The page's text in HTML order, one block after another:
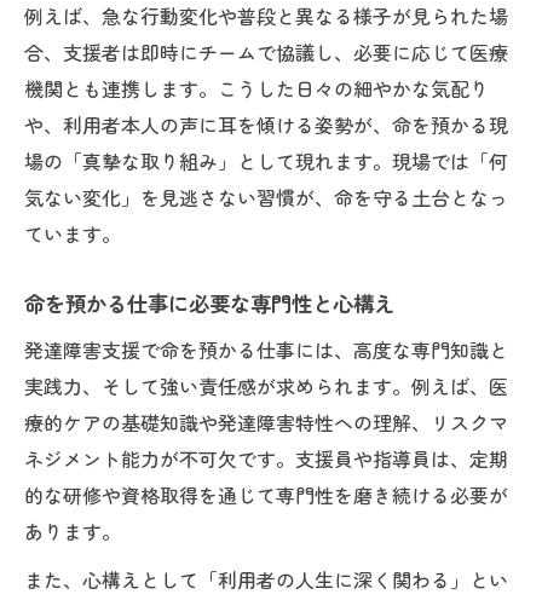
命と向き合う仕事が支援者にもたらす成長
発達障害支援で命を預かる誇りとやりがい
命を守る仕事を選んだ支援者の本音と魅力
例えば、急な行動変化や普段と異なる様子が見られた場
合、支援者は即時にチームで協議し、必要に応じて医療
機関とも連携します。こうした日々の細やかな気配り
や、利用者本人の声に耳を傾ける姿勢が、命を預かる現
場の「真摯な取り組み」として現れます。現場では「何
気ない変化」を見逃さない習慣が、命を守る土台となっ
ています。
命を預かる仕事に必要な専門性と心構え
発達障害支援で命を預かる仕事には、高度な専門知識と
実践力、そして強い責任感が求められます。例えば、医
療的ケアの基礎知識や発達障害特性への理解、リスクマ
ネジメント能力が不可欠です。支援員や指導員は、定期
的な研修や資格取得を通じて専門性を磨き続ける必要が
あります。
また、心構えとして「利用者の人生に深く関わる」とい